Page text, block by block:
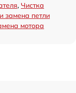
, Чистка
замена петли
мотора